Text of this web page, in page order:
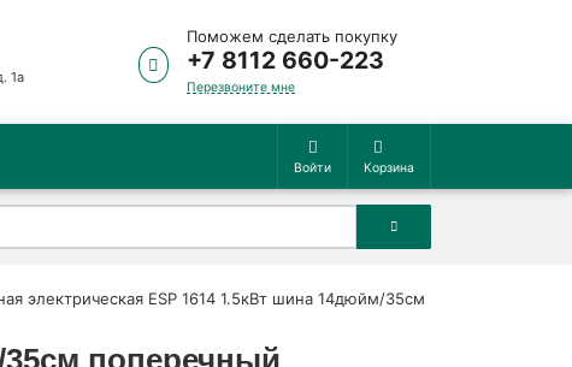
1а
Поможем сделать покупку
+7 8112 660-223
Перезвоните мне
Войти Корзина
электрическая ESP 1614 1.5кВт шина 14дюйм/35см
35см поперечный